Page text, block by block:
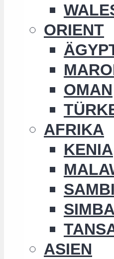
ORIENT
OMAN
AFRIKA
KENIA
ASIEN